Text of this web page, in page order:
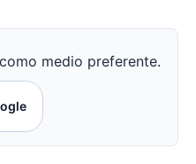
medio preferente.